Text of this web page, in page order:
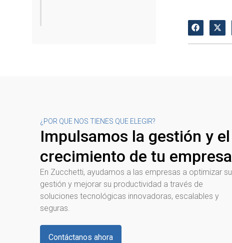
¿POR QUE NOS TIENES QUE ELEGIR?
Impulsamos la gestión y el
crecimiento de tu empresa
En Zucchetti, ayudamos a las empresas a optimizar su
gestión y mejorar su productividad a través de
soluciones tecnológicas innovadoras, escalables y
seguras.
Contáctanos ahora